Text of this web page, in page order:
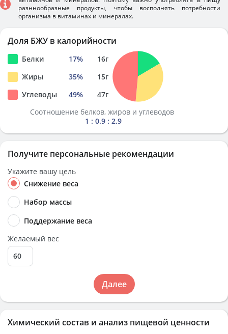
Химический состав и анализ пищевой ценности
разннообразные продукты, чтобы восполнять потребности
организма в витаминах и минералах.
Доля БЖУ в калорийности
Белки 17% 16г
Жиры
35% 15г
Углеводы
49% 47г
Соотношение белков, жиров и углеводов
1 : 0.9 : 2.9
Получите персональные рекомендации
Укажите вашу цель
Снижение веса
Набор массы
Поддержание веса
Желаемый вес
Далее